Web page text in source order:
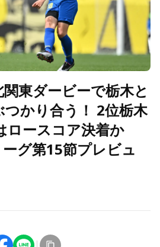
東ダービーで栃木と
かり合う！ 2位栃木
ロースコア決着か
ーグ第15節プレビュ